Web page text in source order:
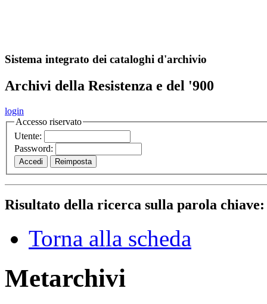
Sistema integrato dei cataloghi d'archivio
Archivi della Resistenza e del '900
login
Accesso riservato
Utente:
Password:
Risultato della ricerca sulla parola
Torna alla scheda
Metarchivi